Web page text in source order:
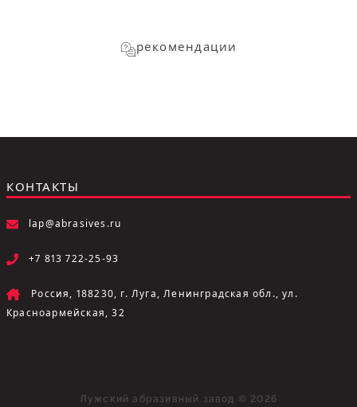
рекомендации
КОНТАКТЫ
lap@abrasives.ru
+7 813 722-25-93
Россия, 188230, г. Луга, Ленинградская обл., ул.
Красноармейская, 32
Лужский абразивный завод © 2026